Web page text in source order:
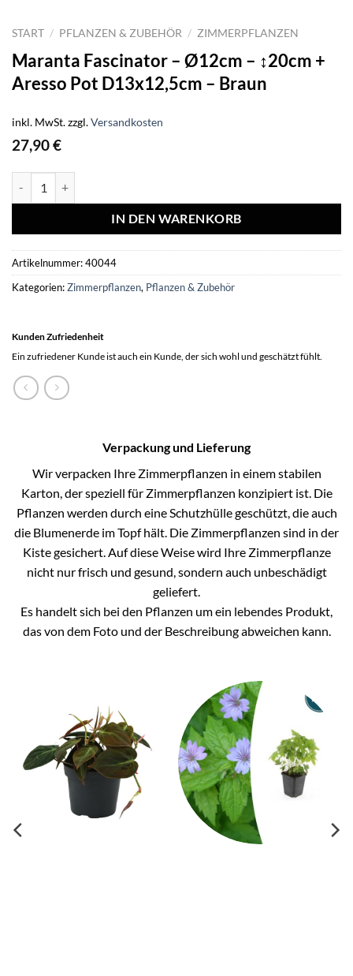
START / PFLANZEN & ZUBEHÖR / ZIMMERPFLANZEN
Maranta Fascinator – Ø12cm – ↕20cm +
Aresso Pot D13x12,5cm – Braun
inkl. MwSt.zzgl.Versandkosten
27,90€
IN DEN WARENKORB
Artikelnummer:40044
Kategorien:Zimmerpflanzen, Pflanzen & Zubehör
Kunden Zufriedenheit
Ein zufriedener Kunde ist auch ein Kunde, der sich wohl und geschätzt fühlt.
Verpackung und Lieferung
Wir verpacken Ihre Zimmerpflanzen in einem stabilen
Karton, der speziell für Zimmerpflanzen konzipiert ist. Die
Pflanzen werden durch eine Schutzhülle geschützt, die auch
die Blumenerde im Topf hält. Die Zimmerpflanzen sind in der
Kiste gesichert. Auf diese Weise wird Ihre Zimmerpflanze
nicht nur frisch und gesund, sondern auch unbeschädigt
geliefert.
Es handelt sich bei den Pflanzen um ein lebendes Produkt,
das von dem Foto und der Beschreibung abweichen kann.